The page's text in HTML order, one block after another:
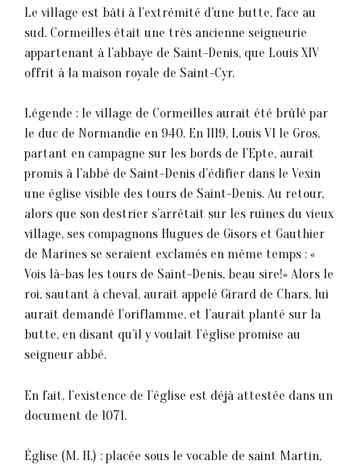
Le village est bâti à l’extrémité d’une butte, face au
sud. Cormeilles était une très ancienne seigneurie
appartenant à l’abbaye de Saint-Denis, que Louis XIV
offrit à la maison royale de Saint-Cyr.
Légende : le village de Cormeilles aurait été brûlé par
le duc de Normandie en 940. En 1119, Louis VI le Gros,
partant en campagne sur les bords de l’Epte, aurait
promis à l’abbé de Saint-Denis d’édifier dans le Vexin
une église visible des tours de Saint-Denis. Au retour,
alors que son destrier s’arrêtait sur les ruines du vieux
village, ses compagnons Hugues de Gisors et Gauthier
de Marines se seraient exclamés en même temps : «
Vois là-bas les tours de Saint-Denis, beau sire!» Alors le
roi, sautant à cheval, aurait appelé Girard de Chars, lui
aurait demandé l’oriflamme, et l’aurait planté sur la
butte, en disant qu’il y voulait l’église promise au
seigneur abbé.
En fait, l’existence de l’église est déjà attestée dans un
document de 1071.
Église (M. H.) : placée sous le vocable de saint Martin,